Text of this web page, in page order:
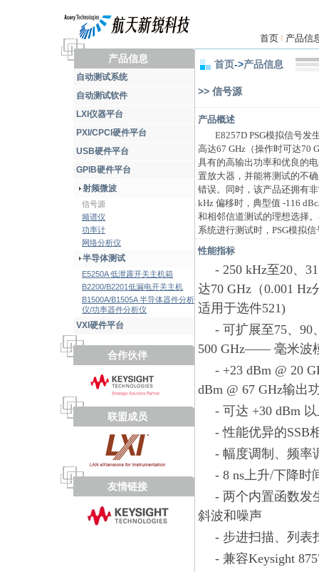
首页 | 产品信
产品信息
自动测试系统
自动测试软件
LXI仪器平台
PXI/CPCI硬件平台
USB硬件平台
GPIB硬件平台
射频微波
信号源
频谱仪
功率计
网络分析仪
半导体测试
E5250A 低泄露开关主机箱
B2200/B2201低漏电开关主机
B1500A/B1505A 半导体器件分析
仪/功率器件分析仪
VXI硬件平台
合作伙伴
联盟成员
友情链接
首页->产品信息
>> 信号源
产品概述
E8257D PSG模拟信号发
高达67 GHz（操作时可达70
具有的高输出功率和优良的
置放大器，并能将测试的不
错误。同时，该产品还拥有
kHz 偏移时，典型值 -116
和相邻信道测试的理想选择
系统进行测试时，PSG模拟
性能指标
- 250 kHz至20、
达70 GHz（0.001
适用于选件521)
- 可扩展至75、90
500 GHz―― 毫米波
- +23 dBm @ 20
dBm @ 67 GHz输出
- 可达 +30 dBm
- 性能优异的
- 幅度调制、频率
- 8 ns上升/下降时
- 两个内置函数发
斜波和噪声
- 步进扫描、列表
- 兼容Keysight